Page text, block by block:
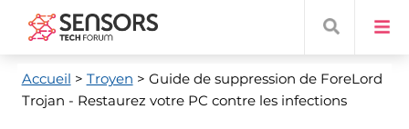
Accueil > Troyen > Guide de suppression de ForeLord
Trojan - Restaurez votre PC contre les infections